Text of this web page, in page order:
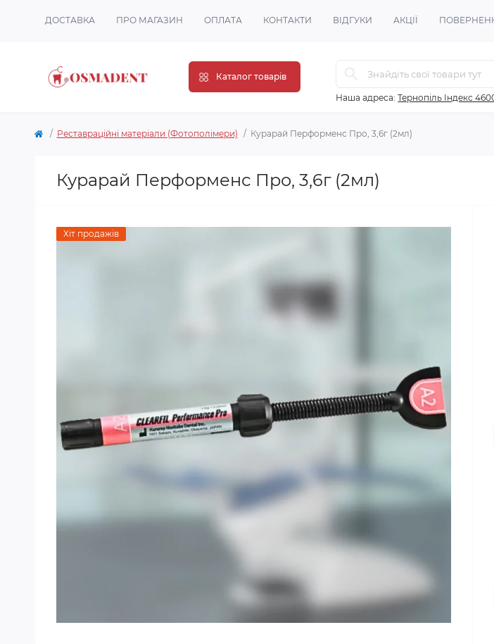
ДОСТАВКА ПРО МАГАЗИН ОПЛАТА КОНТАКТИ ВІДГУКИ АКЦІЇ
Каталог товарів
Наша адреса: Тернопіль Індекс
Реставраційні матеріали (Фотополімери) Курарай Перформенс Про, 3,6г (2мл)
Курарай Перформенс Про, 3,6г (2мл)
Хіт продажів